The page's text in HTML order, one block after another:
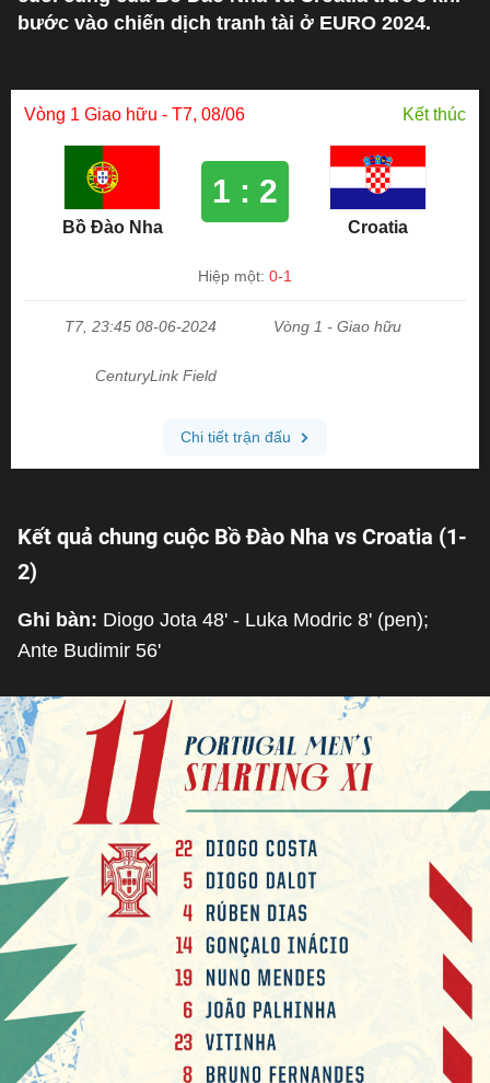
bước vào chiến dịch tranh tài ở EURO 2024.
Kết quả chung cuộc Bồ Đào Nha vs Croatia (1-
2)
Ghi bàn: Diogo Jota 48' - Luka Modric 8' (pen);
Ante Budimir 56'